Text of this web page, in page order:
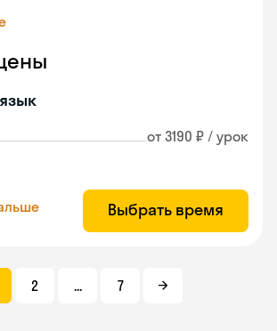
от 3190 ₽ / урок
Выбрать время
2 ... 7